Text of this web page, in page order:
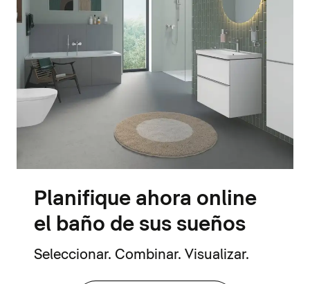
Planifique ahora online
el baño de sus sueños
Seleccionar. Combinar. Visualizar.